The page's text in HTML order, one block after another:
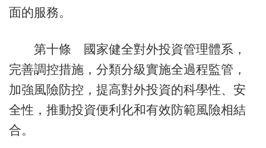
面的服務。
第十條 國家健全對外投資管理體系，
完善調控措施，分類分級實施全過程監管，
加強風險防控，提高對外投資的科學性、安
全性，推動投資便利化和有效防範風險相結
合。